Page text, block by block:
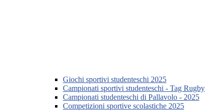
Giochi sportivi studenteschi 2025
Campionati sportivi studenteschi - Tag Rugby
Campionati studenteschi di Pallavolo - 2025
Competizioni sportive scolastiche 2025